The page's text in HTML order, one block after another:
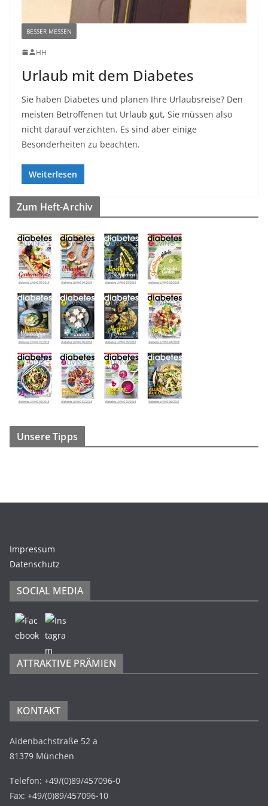
BESSER MESSEN
HH
Urlaub mit dem Diabetes
Sie haben Diabetes und planen Ihre Urlaubsreise? Den
meisten Betroffenen tut Urlaub gut, Sie müssen also
nicht darauf verzichten. Es sind aber einige
Besonderheiten zu beachten.
Weiterlesen
Zum Heft-Archiv
Unsere Tipps
Impressum
Datenschutz
SOCIAL MEDIA
ATTRAKTIVE PRÄMIEN
KONTAKT
Aidenbachstraße 52 a
81379 München
Telefon: +49/(0)89/457096-0
Fax: +49/(0)89/457096-10